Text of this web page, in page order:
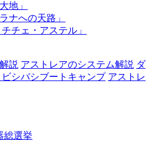
地」
ナへの天路」
チェ・アステル」
説 アストレアのシステム解説 ダ
ビシバシブートキャンプ アストレ
総選挙